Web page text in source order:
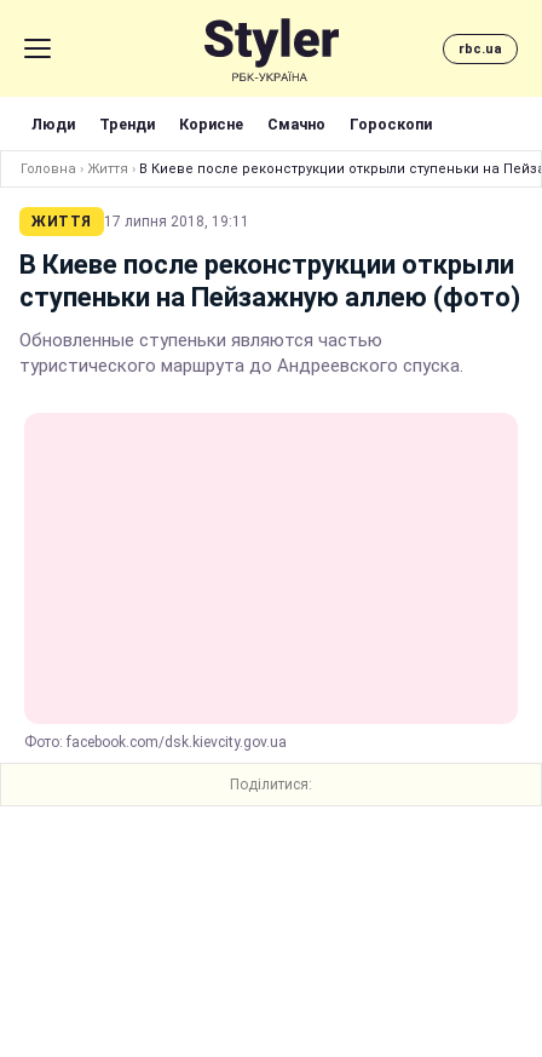
rbc.ua
Люди Тренди Корисне Смачно Гороскопи
Головна › Життя › В Киеве после реконструкции открыли ступеньки на
ЖИТТЯ 17 липня 2018, 19:11
В Киеве после реконструкции открыли
ступеньки на Пейзажную аллею (фото)
Обновленные ступеньки являются частью
туристического маршрута до Андреевского спуска.
Фото: facebook.com/dsk.kievcity.gov.ua
Поділитися: